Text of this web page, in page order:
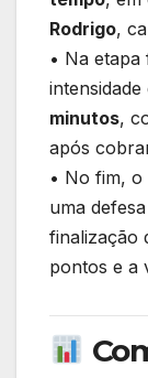
Rodrigo,
• Na
minutos,
após
• No fim, o
uma
finalização
pontos e a